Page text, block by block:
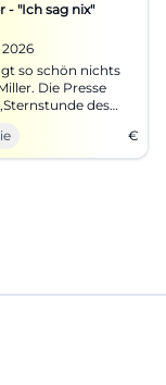
- "Ich sag nix"
2026
so schön nichts
Die Presse
des
und Stammelns“...
permanent
und deshalb gar
Immer indirekt,
unter, mit
dein Leben,
Traum, denn
im Weg. -Äh, hä!? -
€